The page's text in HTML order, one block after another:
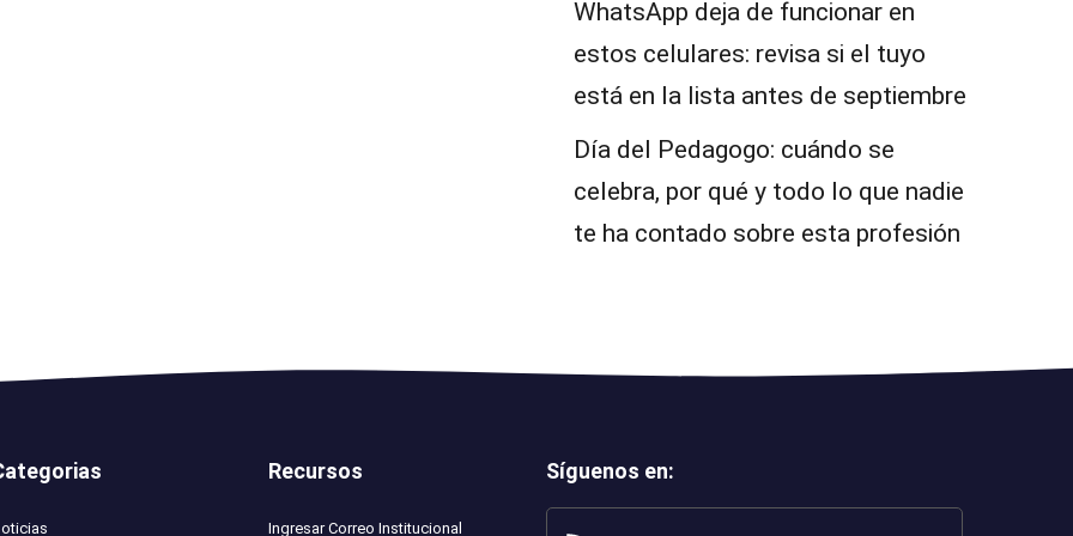
WhatsApp deja de funcionar en
estos celulares: revisa si el tuyo
está en la lista antes de septiembre
Día del Pedagogo: cuándo se
celebra, por qué y todo lo que nadie
te ha contado sobre esta profesión
Recursos
Ingresar Correo Institucional
Síguenos en: